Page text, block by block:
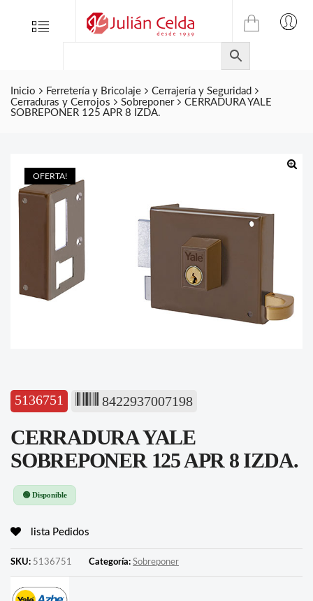
Menu
TIENDA
ONLINE
DE
JULIAN
CELDA
Inicio Ferretería y Bricolaje
Cerrajería y Seguridad
Cerraduras y Cerrojos
Sobreponer
CERRADURA YALE
SOBREPONER 125 APR 8 IZDA.
OFERTA!
5136751 8422937007198
CERRADURA YALE
SOBREPONER 125 APR 8 IZDA.
🟢 Disponible
lista Pedidos
SKU: 5136751 Categoría: Sobreponer
Folletos
Contacto